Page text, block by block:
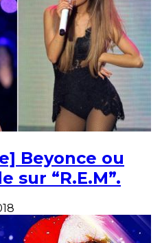
Beyonce ou
sur “R.E.M”.